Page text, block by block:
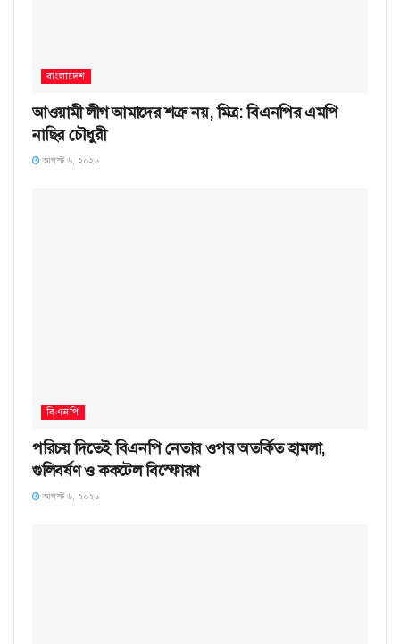
বাংলাদেশ
আওয়ামী লীগ আমাদের শত্রু নয়, মিত্র: বিএনপির এমপি
নাছির চৌধুরী
আগস্ট ৬, ২০২৬
বিএনপি
পরিচয় দিতেই বিএনপি নেতার ওপর অতর্কিত হামলা,
গুলিবর্ষণ ও ককটেল বিস্ফোরণ
আগস্ট ৬, ২০২৬